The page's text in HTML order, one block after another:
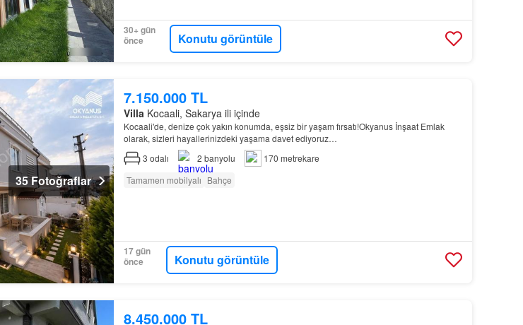
30+ gün
önce
Konutu görüntüle
35 Fotoğraflar
7.150.000 TL
Villa Kocaali, Sakarya ili içinde
Kocaali'de, denize çok yakın konumda, eşsiz bir yaşam fırsatı!Okyanus İnşaat Emlak
olarak, sizleri hayallerinizdeki yaşama davet ediyoruz…
3 odalı 2 banyolu
170 metrekare
Tamamen mobilyalı Bahçe
17 gün
önce
Konutu görüntüle
8.450.000 TL